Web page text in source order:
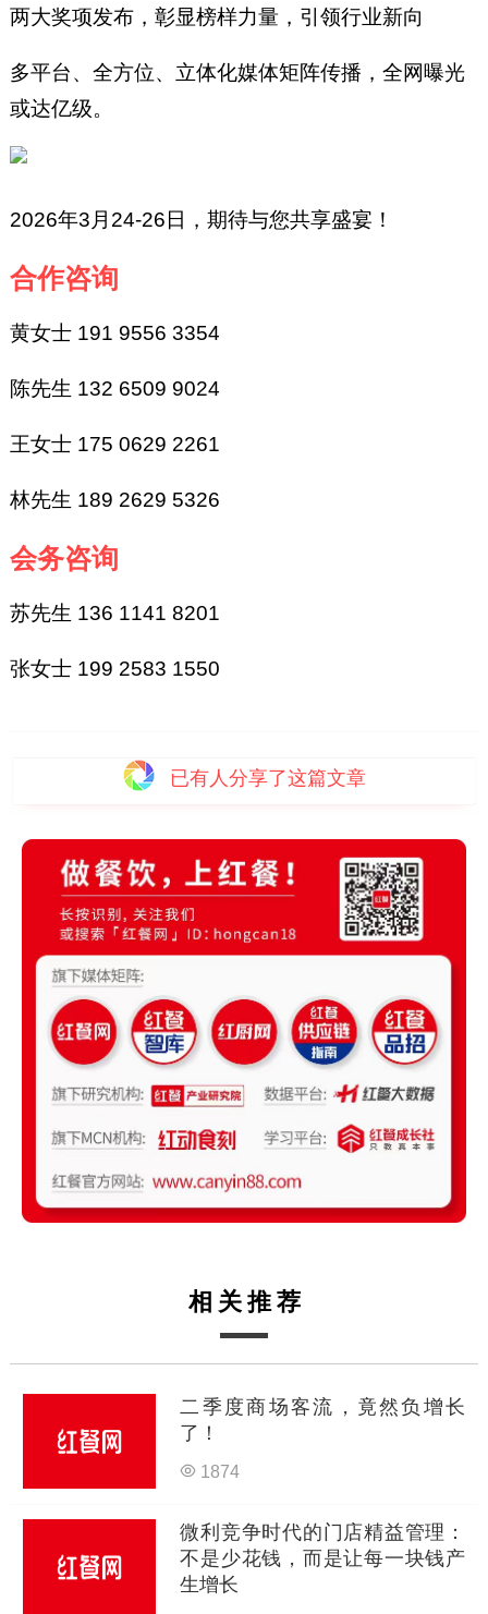
两大奖项发布，彰显榜样力量，引领行业新向
多平台、全方位、立体化媒体矩阵传播，全网曝光
或达亿级。
2026年3月24-26日，期待与您共享盛宴！
合作咨询
黄女士 191 9556 3354
陈先生 132 6509 9024
王女士 175 0629 2261
林先生 189 2629 5326
会务咨询
苏先生 136 1141 8201
张女士 199 2583 1550
已有 人分享了这篇文章
相关推荐
二季度商场客流，竟然负增长
了！
1874
微利竞争时代的门店精益管理：
不是少花钱，而是让每一块钱产
生增长